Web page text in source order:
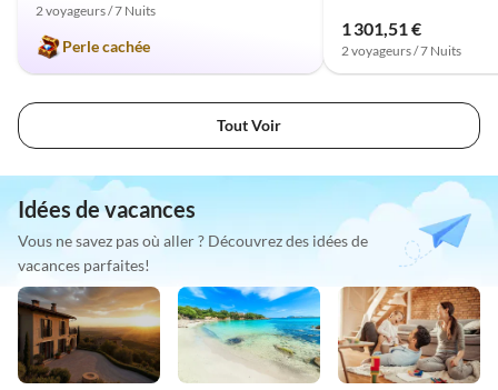
2 voyageurs / 7 Nuits
Perle cachée
1 301,51 €
2 voyageurs / 7 Nuits
Tout Voir
Idées de vacances
Vous ne savez pas où aller ? Découvrez des idées de
vacances parfaites!